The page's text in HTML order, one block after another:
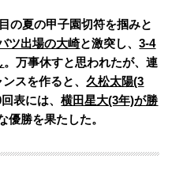
の夏の甲子園切符を掴みと
ツ出場の大崎と激突し、3-4
。万事休すと思われたが、連
スを作ると、久松太陽(3
表には、横田星大(3年)が勝
優勝を果たした。